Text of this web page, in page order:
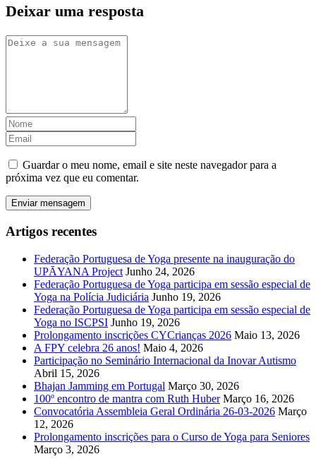
Deixar uma resposta
Guardar o meu nome, email e site neste navegador para a
próxima vez que eu comentar.
Artigos recentes
Federação Portuguesa de Yoga presente na inauguração do
UPĀYANA Project Junho 24, 2026
Federação Portuguesa de Yoga participa em sessão especial de
Yoga na Polícia Judiciária Junho 19, 2026
Federação Portuguesa de Yoga participa em sessão especial de
Yoga no ISCPSI Junho 19, 2026
Prolongamento inscrições CYCrianças 2026 Maio 13, 2026
A FPY celebra 26 anos! Maio 4, 2026
Participação no Seminário Internacional da Inovar Autismo
Abril 15, 2026
Bhajan Jamming em Portugal Março 30, 2026
100º encontro de mantra com Ruth Huber Março 16, 2026
Convocatória Assembleia Geral Ordinária 26-03-2026 Março
12, 2026
Prolongamento inscrições para o Curso de Yoga para Seniores
Março 3, 2026